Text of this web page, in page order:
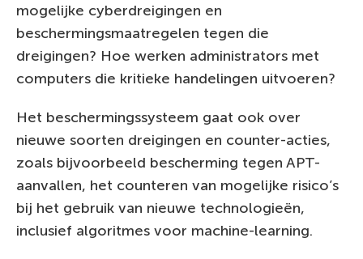
mogelijke cyberdreigingen en
beschermingsmaatregelen tegen die
dreigingen? Hoe werken administrators met
computers die kritieke handelingen uitvoeren?
Het beschermingssysteem gaat ook over
nieuwe soorten dreigingen en counter-acties,
zoals bijvoorbeeld bescherming tegen APT-
aanvallen, het counteren van mogelijke risico’s
bij het gebruik van nieuwe technologieën,
inclusief algoritmes voor machine-learning.